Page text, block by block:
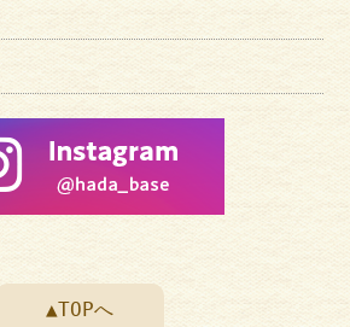
▲TOPへ